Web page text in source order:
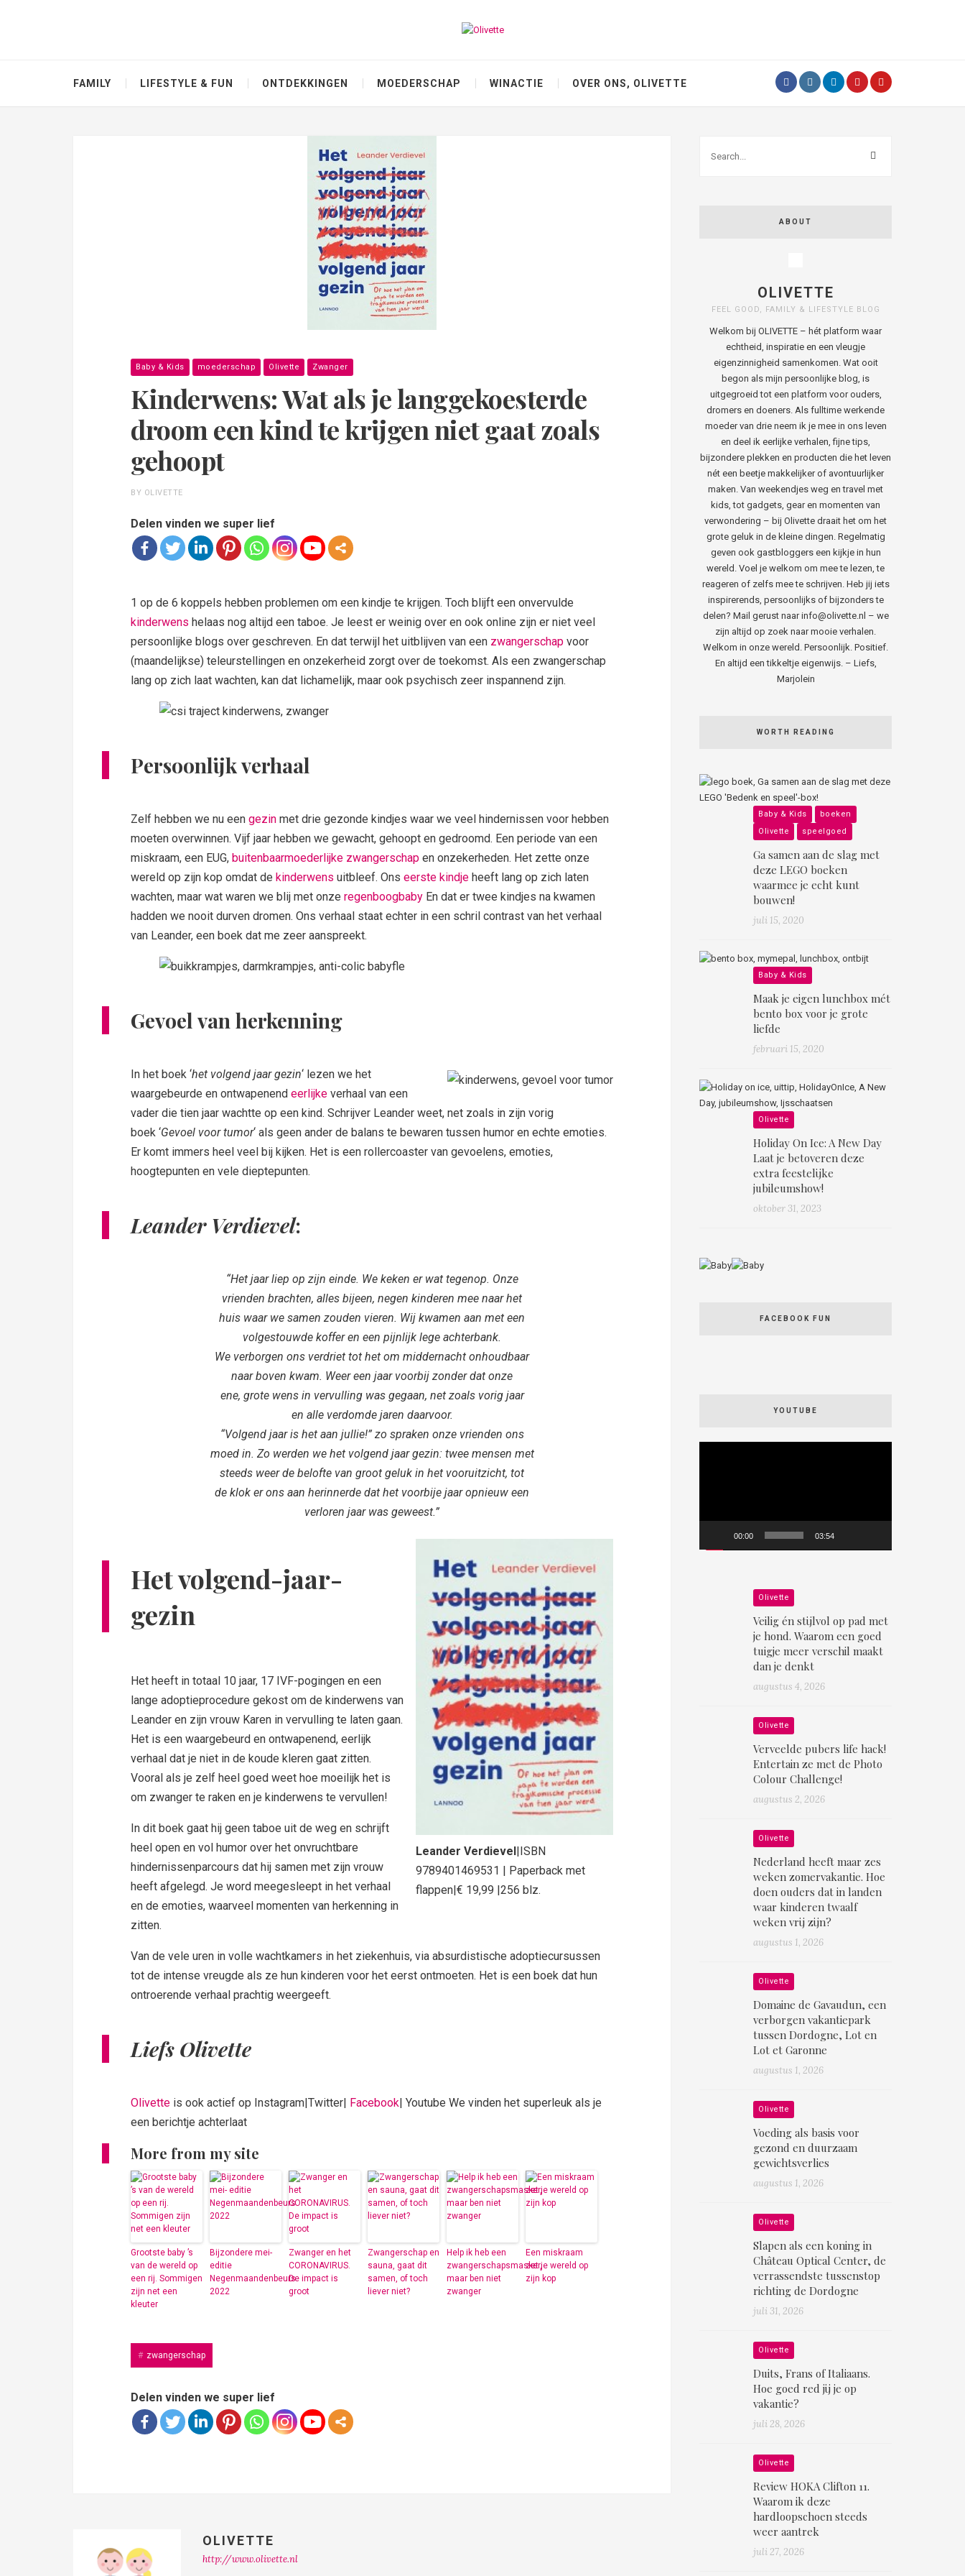
FAMILY LIFESTYLE & FUN ONTDEKKINGEN MOEDERSCHAP WINACTIE OVER ONS, OLIVETTE
Baby & Kids moederschap Olivette Zwanger
Kinderwens: Wat als je langgekoesterde
droom een kind te krijgen niet gaat zoals
gehoopt
BY OLIVETTE
Delen vinden we super lief
1 op de 6 koppels hebben problemen om een kindje te krijgen. Toch blijft een onvervulde
kinderwens helaas nog altijd een taboe. Je leest er weinig over en ook online zijn er niet veel
persoonlijke blogs over geschreven. En dat terwijl het uitblijven van een zwangerschap voor
(maandelijkse) teleurstellingen en onzekerheid zorgt over de toekomst. Als een zwangerschap
lang op zich laat wachten, kan dat lichamelijk, maar ook psychisch zeer inspannend zijn.
Persoonlijk verhaal
Zelf hebben we nu een gezin met drie gezonde kindjes waar we veel hindernissen voor hebben
moeten overwinnen. Vijf jaar hebben we gewacht, gehoopt en gedroomd. Een periode van een
miskraam, een EUG, buitenbaarmoederlijke zwangerschap en onzekerheden. Het zette onze
wereld op zijn kop omdat de kinderwens uitbleef. Ons eerste kindje heeft lang op zich laten
wachten, maar wat waren we blij met onze regenboogbaby En dat er twee kindjes na kwamen
hadden we nooit durven dromen. Ons verhaal staat echter in een schril contrast van het verhaal
van Leander, een boek dat me zeer aanspreekt.
Gevoel van herkenning
In het boek ‘het volgend jaar gezin‘ lezen we het
waargebeurde en ontwapenend eerlijke verhaal van een
vader die tien jaar wachtte op een kind. Schrijver Leander weet, net zoals in zijn vorig
boek ‘Gevoel voor tumor‘ als geen ander de balans te bewaren tussen humor en echte emoties.
Er komt immers heel veel bij kijken. Het is een rollercoaster van gevoelens, emoties,
hoogtepunten en vele dieptepunten.
Leander Verdievel:
“Het jaar liep op zijn einde. We keken er wat tegenop. Onze
vrienden brachten, alles bijeen, negen kinderen mee naar het
huis waar we samen zouden vieren. Wij kwamen aan met een
volgestouwde koffer en een pijnlijk lege achterbank.
We verborgen ons verdriet tot het om middernacht onhoudbaar
naar boven kwam. Weer een jaar voorbij zonder dat onze
ene, grote wens in vervulling was gegaan, net zoals vorig jaar
en alle verdomde jaren daarvoor.
“Volgend jaar is het aan jullie!” zo spraken onze vrienden ons
moed in. Zo werden we het volgend jaar gezin: twee mensen met
steeds weer de belofte van groot geluk in het vooruitzicht, tot
de klok er ons aan herinnerde dat het voorbije jaar opnieuw een
verloren jaar was geweest.”
Leander Verdievel|ISBN
9789401469531 | Paperback met
flappen|€ 19,99 |256 blz.
Het volgend-jaar-
gezin
Het heeft in totaal 10 jaar, 17 IVF-pogingen en een
lange adoptieprocedure gekost om de kinderwens van
Leander en zijn vrouw Karen in vervulling te laten gaan.
Het is een waargebeurd en ontwapenend, eerlijk
verhaal dat je niet in de koude kleren gaat zitten.
Vooral als je zelf heel goed weet hoe moeilijk het is
om zwanger te raken en je kinderwens te vervullen!
In dit boek gaat hij geen taboe uit de weg en schrijft
heel open en vol humor over het onvruchtbare
hindernissenparcours dat hij samen met zijn vrouw
heeft afgelegd. Je word meegesleept in het verhaal
en de emoties, waarveel momenten van herkenning in
zitten.
Van de vele uren in volle wachtkamers in het ziekenhuis, via absurdistische adoptiecursussen
tot de intense vreugde als ze hun kinderen voor het eerst ontmoeten. Het is een boek dat hun
ontroerende verhaal prachtig weergeeft.
Liefs Olivette
Olivette is ook actief op Instagram|Twitter| Facebook| Youtube We vinden het superleuk als je
een berichtje achterlaat
More from my site
Grootste baby ’s
van de wereld op
een rij. Sommigen
zijn net een
kleuter
Bijzondere mei-
editie
Negenmaandenbeurs
2022
Zwanger en het
CORONAVIRUS.
De impact is
groot
Zwangerschap en
sauna, gaat dit
samen, of toch
liever niet?
Help ik heb een
zwangerschapsmasker,
maar ben niet
zwanger
Een miskraam
zet je wereld op
zijn kop
zwangerschap
Delen vinden we super lief
OLIVETTE
http://www.olivette.nl
ABOUT
OLIVETTE
FEEL GOOD, FAMILY & LIFESTYLE BLOG
Welkom bij OLIVETTE – hét platform waar
echtheid, inspiratie en een vleugje
eigenzinnigheid samenkomen. Wat ooit
begon als mijn persoonlijke blog, is
uitgegroeid tot een platform voor ouders,
dromers en doeners. Als fulltime werkende
moeder van drie neem ik je mee in ons leven
en deel ik eerlijke verhalen, fijne tips,
bijzondere plekken en producten die het leven
nét een beetje makkelijker of avontuurlijker
maken. Van weekendjes weg en travel met
kids, tot gadgets, gear en momenten van
verwondering – bij Olivette draait het om het
grote geluk in de kleine dingen. Regelmatig
geven ook gastbloggers een kijkje in hun
wereld. Voel je welkom om mee te lezen, te
reageren of zelfs mee te schrijven. Heb jij iets
inspirerends, persoonlijks of bijzonders te
delen? Mail gerust naar info@olivette.nl – we
zijn altijd op zoek naar mooie verhalen.
Welkom in onze wereld. Persoonlijk. Positief.
En altijd een tikkeltje eigenwijs. – Liefs,
Marjolein
WORTH READING
Baby & Kids
boeken
Olivette
speelgoed
Ga samen aan de slag met
deze LEGO boeken
waarmee je echt kunt
bouwen!
juli 15, 2020
Baby & Kids
Maak je eigen lunchbox mét
bento box voor je grote
liefde
februari 15, 2020
Olivette
Holiday On Ice: A New Day
Laat je betoveren deze
extra feestelijke
jubileumshow!
oktober 31, 2023
FACEBOOK FUN
YOUTUBE
00:00 03:54
Olivette
Veilig én stijlvol op pad met
je hond. Waarom een goed
tuigje meer verschil maakt
dan je denkt
augustus 4, 2026
Olivette
Verveelde pubers life hack!
Entertain ze met de Photo
Colour Challenge!
augustus 2, 2026
Olivette
Nederland heeft maar zes
weken zomervakantie. Hoe
doen ouders dat in landen
waar kinderen twaalf
weken vrij zijn?
augustus 1, 2026
Olivette
Domaine de Gavaudun, een
verborgen vakantiepark
tussen Dordogne, Lot en
Lot et Garonne
augustus 1, 2026
Olivette
Voeding als basis voor
gezond en duurzaam
gewichtsverlies
augustus 1, 2026
Olivette
Slapen als een koning in
Château Optical Center, de
verrassendste tussenstop
richting de Dordogne
juli 31, 2026
Olivette
Duits, Frans of Italiaans.
Hoe goed red jij je op
vakantie?
juli 28, 2026
Olivette
Review HOKA Clifton 11.
Waarom ik deze
hardloopschoen steeds
weer aantrek
juli 27, 2026